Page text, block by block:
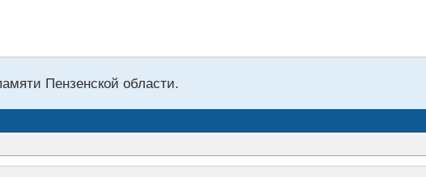
Пензенской области.